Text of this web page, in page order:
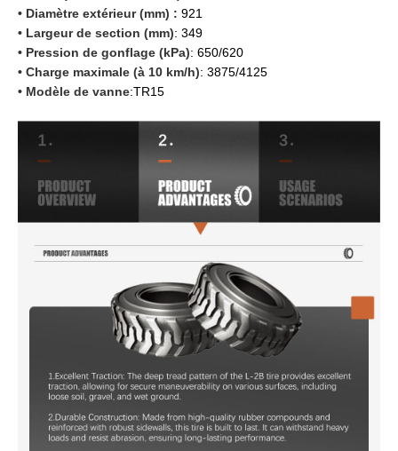
• Diamètre extérieur (mm) : 921
• Largeur de section (mm): 349
• Pression de gonflage (kPa): 650/620
• Charge maximale (à 10 km/h): 3875/4125
• Modèle de vanne:TR15